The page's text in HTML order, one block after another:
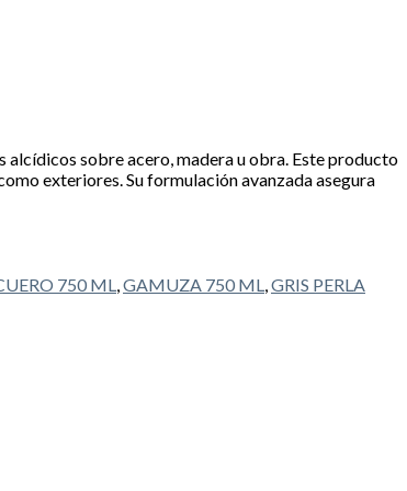
alcídicos sobre acero, madera u obra. Este producto
exteriores. Su formulación avanzada asegura
750 ML,GAMUZA 750 ML,GRIS PERLA